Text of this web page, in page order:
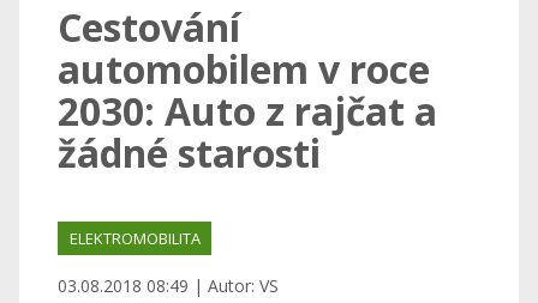
Cestování
automobilem v roce
2030: Auto z rajčat a
žádné starosti
ELEKTROMOBILITA
03.08.2018 08:49 | Autor: VS